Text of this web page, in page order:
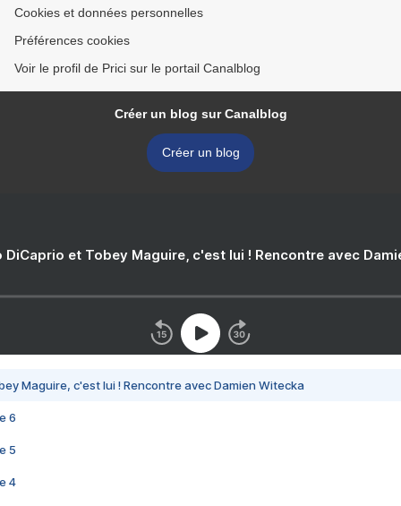
Cookies et données personnelles
Préférences cookies
Voir le profil de Prici sur le portail Canalblog
Créer un blog sur Canalblog
Créer un blog
DiCaprio et Tobey Maguire, c'est lui ! Rencontre avec
Maguire, c'est lui ! Rencontre avec Damien Witecka
6
5
4